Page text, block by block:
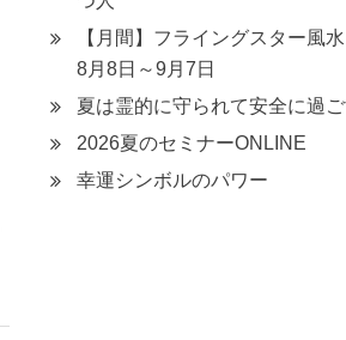
【月間】フライングスター風
8月8日～9月7日
夏は霊的に守られて安全に過
2026夏のセミナーONLINE
幸運シンボルのパワー